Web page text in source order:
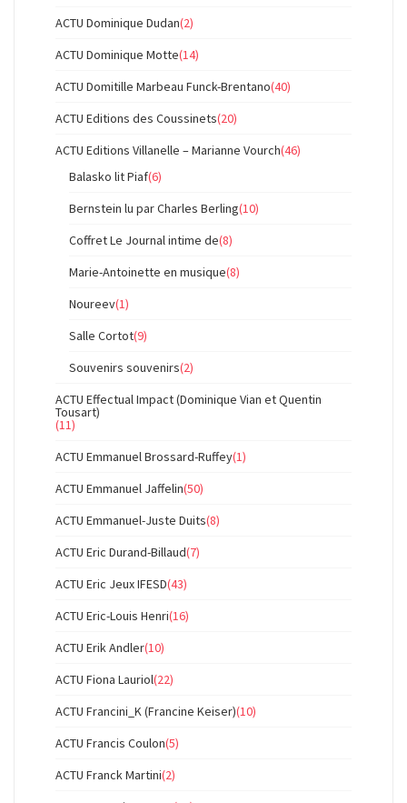
ACTU Dominique Dudan(2)
ACTU Dominique Motte(14)
ACTU Domitille Marbeau Funck-Brentano(40)
ACTU Editions des Coussinets(20)
ACTU Editions Villanelle – Marianne Vourch(46)
Balasko lit Piaf(6)
Bernstein lu par Charles Berling(10)
Coffret Le Journal intime de(8)
Marie-Antoinette en musique(8)
Noureev(1)
Salle Cortot(9)
Souvenirs souvenirs(2)
ACTU Effectual Impact (Dominique Vian et Quentin
Tousart)
(11)
ACTU Emmanuel Brossard-Ruffey(1)
ACTU Emmanuel Jaffelin(50)
ACTU Emmanuel-Juste Duits(8)
ACTU Eric Durand-Billaud(7)
ACTU Eric Jeux IFESD(43)
ACTU Eric-Louis Henri(16)
ACTU Erik Andler(10)
ACTU Fiona Lauriol(22)
ACTU Francini_K (Francine Keiser)(10)
ACTU Francis Coulon(5)
ACTU Franck Martini(2)